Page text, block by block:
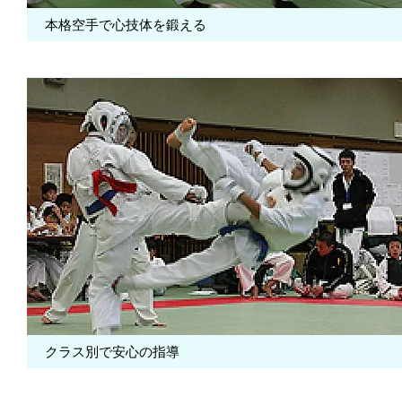
本格空手で心技体を鍛える
クラス別で安心の指導